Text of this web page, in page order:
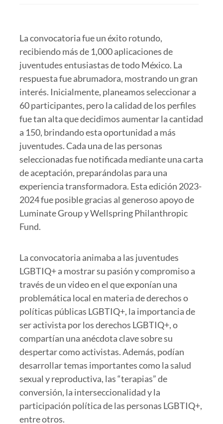
La convocatoria fue un éxito rotundo,
recibiendo más de 1,000 aplicaciones de
juventudes entusiastas de todo México. La
respuesta fue abrumadora, mostrando un gran
interés. Inicialmente, planeamos seleccionar a
60 participantes, pero la calidad de los perfiles
fue tan alta que decidimos aumentar la cantidad
a 150, brindando esta oportunidad a más
juventudes. Cada una de las personas
seleccionadas fue notificada mediante una carta
de aceptación, preparándolas para una
experiencia transformadora. Esta edición 2023-
2024 fue posible gracias al generoso apoyo de
Luminate Group y Wellspring Philanthropic
Fund.
La convocatoria animaba a las juventudes
LGBTIQ+ a mostrar su pasión y compromiso a
través de un video en el que exponían una
problemática local en materia de derechos o
políticas públicas LGBTIQ+, la importancia de
ser activista por los derechos LGBTIQ+, o
compartían una anécdota clave sobre su
despertar como activistas. Además, podían
desarrollar temas importantes como la salud
sexual y reproductiva, las “terapias” de
conversión, la interseccionalidad y la
participación política de las personas LGBTIQ+,
entre otros.